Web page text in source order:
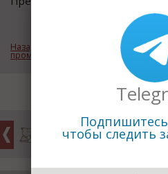
Назад к рубрике «Лесная и
промышленность»
чтобы следить